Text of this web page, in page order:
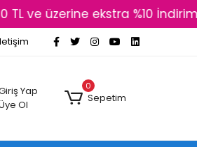
TL ve üzerine ekstra %10 İndirim!
Yap
Ol
0
Sepetim